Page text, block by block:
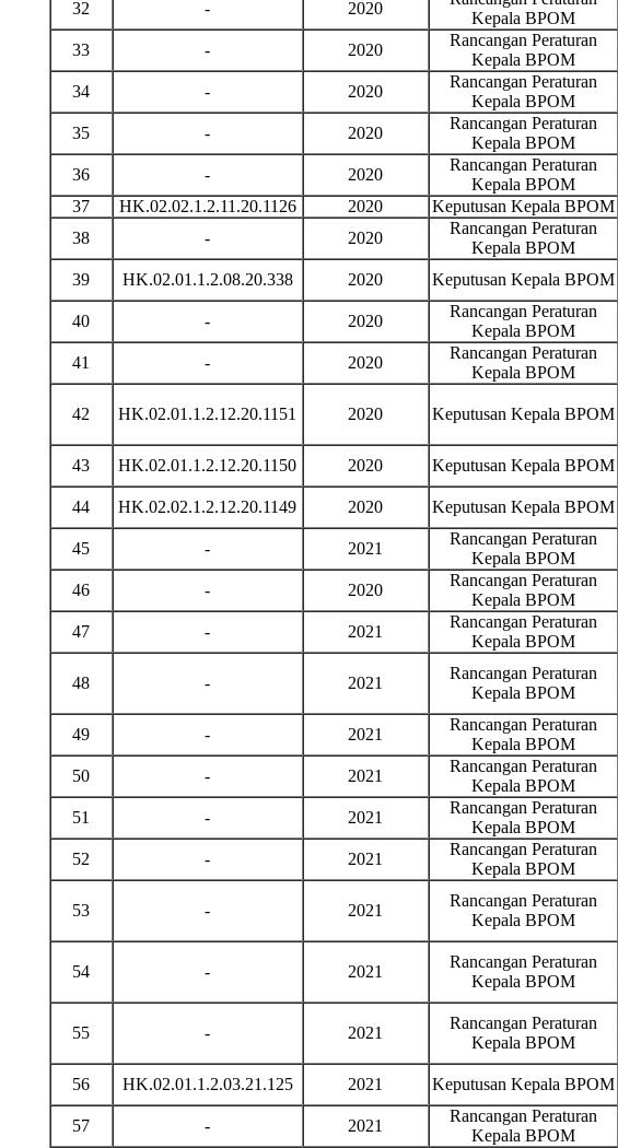
32 - 2020
Kepala BPOM
33
- 2020
Rancangan Peraturan
Kepala BPOM
34
- 2020
Rancangan Peraturan
Kepala BPOM
35 - 2020
Rancangan Peraturan
Kepala BPOM
36
- 2020
Rancangan Peraturan
Kepala BPOM
37
HK.02.02.1.2.11.20.1126 2020 Keputusan Kepala BPOM
38
- 2020
Rancangan Peraturan
Kepala BPOM
39 HK.02.01.1.2.08.20.338 2020 Keputusan Kepala BPOM
40 - 2020
Rancangan Peraturan
Kepala BPOM
41 - 2020
Rancangan Peraturan
Kepala BPOM
42 HK.02.01.1.2.12.20.1151 2020 Keputusan Kepala BPOM
43 HK.02.01.1.2.12.20.1150 2020 Keputusan Kepala BPOM
44 HK.02.02.1.2.12.20.1149 2020 Keputusan Kepala BPOM
45 - 2021
Rancangan Peraturan
Kepala BPOM
46
- 2020
Rancangan Peraturan
Kepala BPOM
47 - 2021
Rancangan Peraturan
Kepala BPOM
48 - 2021
Rancangan Peraturan
Kepala BPOM
49
- 2021
Rancangan Peraturan
Kepala BPOM
50
- 2021
Rancangan Peraturan
Kepala BPOM
51
- 2021
Rancangan Peraturan
Kepala BPOM
52 - 2021
Rancangan Peraturan
Kepala BPOM
53 - 2021
Rancangan Peraturan
Kepala BPOM
54 - 2021
Rancangan Peraturan
Kepala BPOM
55 - 2021
Rancangan Peraturan
Kepala BPOM
56
HK.02.01.1.2.03.21.125 2021 Keputusan Kepala BPOM
57 - 2021
Rancangan Peraturan
Kepala BPOM